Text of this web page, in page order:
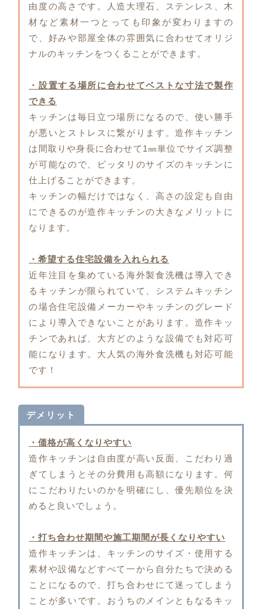
由度の高さです。人造大理石、ステンレス、木
材など素材一つとっても印象が変わりますの
で、好みや部屋全体の雰囲気に合わせてオリジ
ナルのキッチンをつくることができます。
・設置する場所に合わせてベストな寸法で製作
できる
キッチンは毎日立つ場所になるので、使い勝手
が悪いとストレスに繋がります。造作キッチン
は間取りや身長に合わせて1㎜単位でサイズ調整
が可能なので、ピッタリのサイズのキッチンに
仕上げることができます。
キッチンの幅だけではなく、高さの設定も自由
にできるのが造作キッチンの大きなメリットに
なります。
・希望する住宅設備を入れられる
近年注目を集めている海外製食洗機は導入でき
るキッチンが限られていて、システムキッチン
の場合住宅設備メーカーやキッチンのグレード
により導入できないことがあります。造作キッ
チンであれば、大方どのような設備でも対応可
能になります。大人気の海外食洗機も対応可能
です！
デメリット
・価格が高くなりやすい
造作キッチンは自由度が高い反面、こだわり過
ぎてしまうとその分費用も高額になります。何
にこだわりたいのかを明確にし、優先順位を決
めると良いでしょう。
・打ち合わせ期間や施工期間が長くなりやすい
造作キッチンは、キッチンのサイズ・使用する
素材や設備などすべて一から自分たちで決める
ことになるので、打ち合わせにて迷ってしまう
ことが多いです。おうちのメインともなるキッ